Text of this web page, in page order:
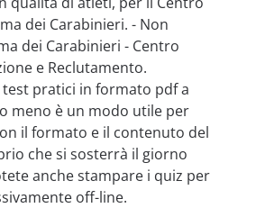
dei Carabinieri. - Non
dei Carabinieri - Centro
e Reclutamento.
test pratici in formato pdf a
meno è un modo utile per
il formato e il contenuto del
che si sosterrà il giorno
anche stampare i quiz per
off-line.